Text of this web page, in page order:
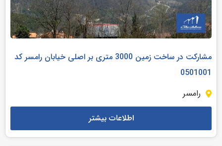
مشارکت در ساخت زمین 3000 متری بر اصلی خیابان رامسر کد
0501001
رامسر
اطلاعات بیشتر